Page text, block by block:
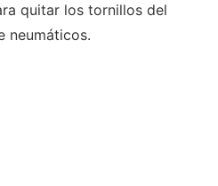
quitar los tornillos del
neumáticos.